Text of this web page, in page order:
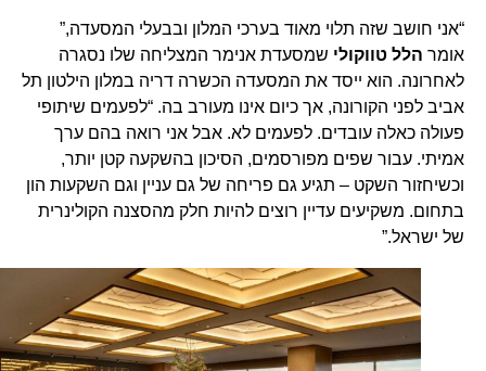
“אני חושב שזה תלוי מאוד בערכי המלון ובבעלי המסעדה,”
אומרהלל טווקולישמסעדת אנימר המצליחה שלו נסגרה
לאחרונה. הוא ייסד את המסעדה הכשרה דריה במלון הילטון תל
אביב לפני הקורונה, אך כיום אינו מעורב בה. “לפעמים שיתופי
פעולה כאלה עובדים. לפעמים לא. אבל אני רואה בהם ערך
אמיתי. עבור שפים מפורסמים, הסיכון בהשקעה קטן יותר,
וכשיחזור השקט – תגיע גם פריחה של גם עניין וגם השקעות הון
בתחום. משקיעים עדיין רוצים להיות חלק מהסצנה הקולינרית
של ישראל.”